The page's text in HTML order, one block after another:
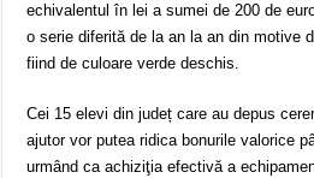
echivalentul în lei a sumei de 200 de
o serie diferită de la an la an din motive
fiind de culoare verde deschis.
Cei 15 elevi din județ care au depus
ajutor vor putea ridica bonurile valorice
urmând ca achiziţia efectivă a